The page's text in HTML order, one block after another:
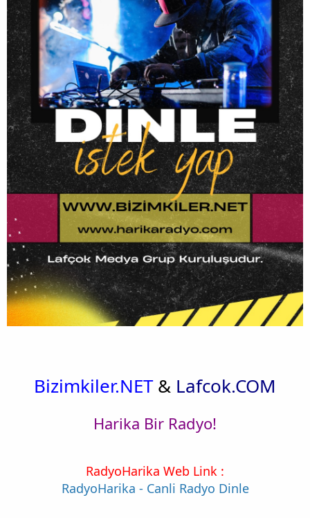
Bizimkiler.NET & Lafcok.COM
Harika Bir Radyo!
RadyoHarika Web Link :
RadyoHarika - Canli Radyo Dinle